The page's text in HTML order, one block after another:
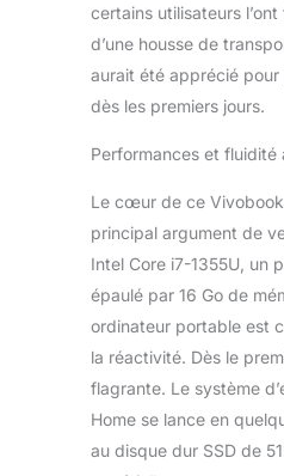
certains utilisateurs
d’une housse de
aurait été apprécié
dès les premiers jours.
Performances et fluidité
Le cœur de ce
principal argument de
Intel Core i7-1355U, un
épaulé par 16 Go de
ordinateur portable est
la réactivité. Dès le
flagrante. Le système
Home se lance en
au disque dur SSD de